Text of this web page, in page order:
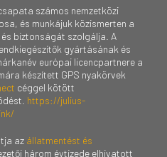
számos nemzetközi
és munkájuk közismerten a
biztonságát szolgálja. A
gyártásának és
európai licencpartnere a
készített GPS nyakörvek
céggel kötött
https://julius-
az állatmentést és
három évtizede elhivatott